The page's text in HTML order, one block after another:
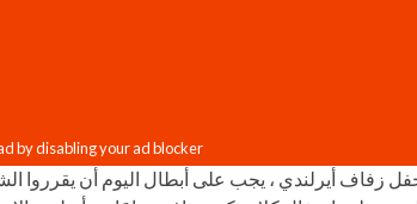
زفاف أيرلندي ، يجب على أبطال اليوم أن يقرروا